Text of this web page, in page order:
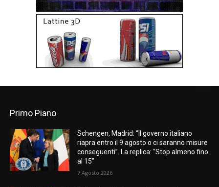
Primo Piano
Schengen, Madrid: “Il governo italiano
riapra entro il 9 agosto o ci saranno misure
conseguenti”. La replica: “Stop almeno fino
al 15”
7 Agosto 2026